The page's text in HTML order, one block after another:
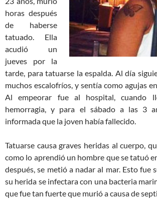
horas después
de haberse
tatuado. Ella
acudió un
jueves por la
tarde, para tatuarse la espalda. Al día
muchos escalofríos, y sentía como agujas
Al empeorar fue al hospital, cuando
hemorragia, y para el sábado a las 3
informada que la joven había fallecido.
Tatuarse causa graves heridas al cuerpo,
como lo aprendió un hombre que se tatuó
después, se metió a nadar al mar. Esto fue
su herida se infectara con una bacteria
que fue tan fuerte que murió a causa de